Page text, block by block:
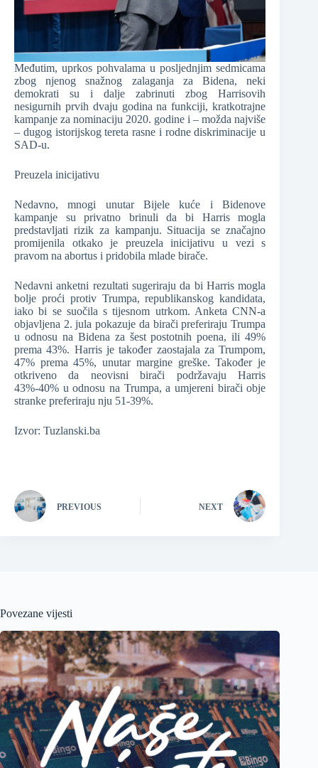
Međutim, uprkos pohvalama u posljednjim sedmicama
zbog njenog snažnog zalaganja za Bidena, neki
demokrati su i dalje zabrinuti zbog Harrisovih
nesigurnih prvih dvaju godina na funkciji, kratkotrajne
kampanje za nominaciju 2020. godine i – možda najviše
– dugog istorijskog tereta rasne i rodne diskriminacije u
SAD-u.
Preuzela inicijativu
Nedavno, mnogi unutar Bijele kuće i Bidenove
kampanje su privatno brinuli da bi Harris mogla
predstavljati rizik za kampanju. Situacija se značajno
promijenila otkako je preuzela inicijativu u vezi s
pravom na abortus i pridobila mlade birače.
Nedavni anketni rezultati sugeriraju da bi Harris mogla
bolje proći protiv Trumpa, republikanskog kandidata,
iako bi se suočila s tijesnom utrkom. Anketa CNN-a
objavljena 2. jula pokazuje da birači preferiraju Trumpa
u odnosu na Bidena za šest postotnih poena, ili 49%
prema 43%. Harris je također zaostajala za Trumpom,
47% prema 45%, unutar margine greške. Također je
otkriveno da neovisni birači podržavaju Harris
43%-40% u odnosu na Trumpa, a umjereni birači obje
stranke preferiraju nju 51-39%.
Izvor: Tuzlanski.ba
PREVIOUS NEXT
Povezane vijesti